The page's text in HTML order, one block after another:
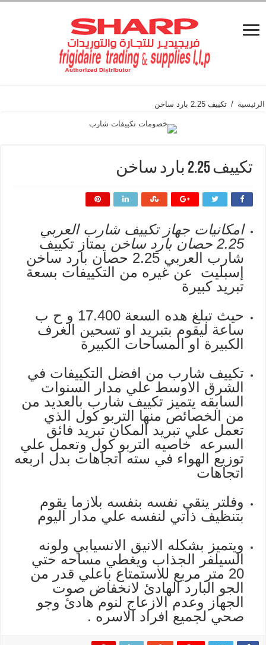
الرئيسية / تكييف 2.25 بارد ساخن
تكييف 2.25 بارد ساخن
امكانيات جهاز تكييف شارب العربي
2.25 حصان بارد ساخن
يمتاز تكييف
شارب العربي 2.25 حصان بارد ساخن
إسبليت عن غيره من التكييفات بسعة
تبريد كبيرة
حيث تبلغ هده السعة 17.400 و ح ب
ساعة ليقوم بتبريد او تسحين الغرف
الكبيرة او المساحات الكبيرة
تكييف شارب من افضل التكييفات في
الشرق الاوسط علي مدار السنوات
السابقه يتميز تكييف شارب بالعديد من
من الخصائص منها التربو كول الذي
تعمل علي تبريد المكان تبريد فائق
السرعه خاصيه التربو كول وتعمل علي
توزيع الهواء في سته اتجاهات بدل اربعه
اتجاهات
وفلتر ينقي نفسه بنفسه بلازما يقوم
بتنظيف ذاتي لنفسه علي مدار اليوم
ويتميز بشكله الانيق الانسيابي ولونه
السيلفر الجذاب ويغطي مساحه حتي
20 متر مربع للاستمتاع باعلي قدر من
الجو البارد الهادئ لانخفاض صوت
الجهاز وعدم الازعاج لنوم هادئ وجو
صحي لجميع افراد الاسره .